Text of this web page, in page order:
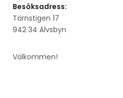
Besöksadress:
Tärnstigen 17
942 34 Älvsbyn
Välkommen!